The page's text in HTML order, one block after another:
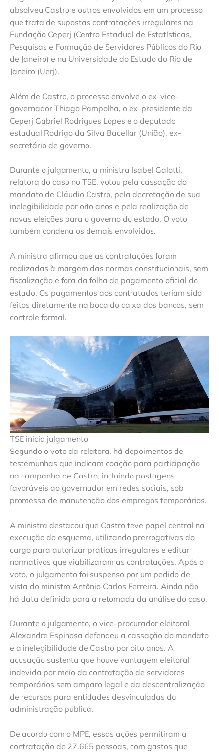
absolveu Castro e outros envolvidos em um processo
que trata de supostas contratações irregulares na
Fundação Ceperj (Centro Estadual de Estatísticas,
Pesquisas e Formação de Servidores Públicos do Rio
de Janeiro) e na Universidade do Estado do Rio de
Janeiro (Uerj).
Além de Castro, o processo envolve o ex-vice-
governador Thiago Pampolha, o ex-presidente da
Ceperj Gabriel Rodrigues Lopes e o deputado
estadual Rodrigo da Silva Bacellar (União), ex-
secretário de governo.
Durante o julgamento, a ministra Isabel Galotti,
relatora do caso no TSE, votou pela cassação do
mandato de Cláudio Castro, pela decretação de sua
inelegibilidade por oito anos e pela realização de
novas eleições para o governo do estado. O voto
também condena os demais envolvidos.
A ministra afirmou que as contratações foram
realizadas à margem das normas constitucionais, sem
fiscalização e fora da folha de pagamento oficial do
estado. Os pagamentos aos contratados teriam sido
feitos diretamente na boca do caixa dos bancos, sem
controle formal.
TSE inicia julgamento
Segundo o voto da relatora, há depoimentos de
testemunhas que indicam coação para participação
na campanha de Castro, incluindo postagens
favoráveis ao governador em redes sociais, sob
promessa de manutenção dos empregos temporários.
A ministra destacou que Castro teve papel central na
execução do esquema, utilizando prerrogativas do
cargo para autorizar práticas irregulares e editar
normativos que viabilizaram as contratações. Após o
voto, o julgamento foi suspenso por um pedido de
vista do ministro Antônio Carlos Ferreira. Ainda não
há data definida para a retomada da análise do caso.
Durante o julgamento, o vice-procurador eleitoral
Alexandre Espinosa defendeu a cassação do mandato
e a inelegibilidade de Castro por oito anos. A
acusação sustenta que houve vantagem eleitoral
indevida por meio da contratação de servidores
temporários sem amparo legal e da descentralização
de recursos para entidades desvinculadas da
administração pública.
De acordo com o MPE, essas ações permitiram a
contratação de 27.665 pessoas, com gastos que